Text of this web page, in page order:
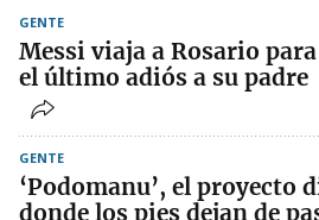
GENTE
Messi viaja a Rosario
el último adiós a su padre
GENTE
‘Podomanu’, el proyecto
donde los pies dejan de